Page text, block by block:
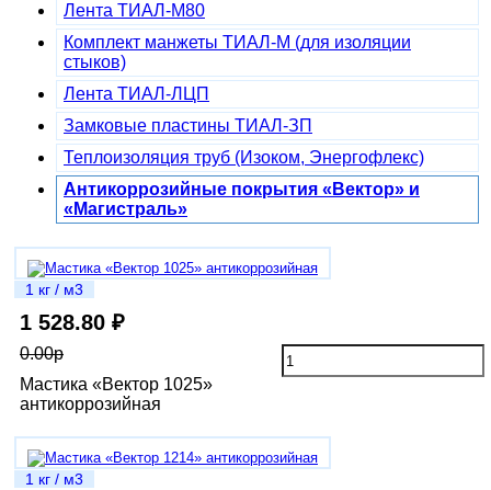
Лента ТИАЛ-М80
Комплект манжеты ТИАЛ-М (для изоляции
стыков)
Лента ТИАЛ-ЛЦП
Замковые пластины ТИАЛ-ЗП
Теплоизоляция труб (Изоком, Энергофлекс)
Антикоррозийные покрытия «Вектор» и
«Магистраль»
1 кг / м3
1 528.80 ₽
0.00р
Мастика «Вектор 1025»
антикоррозийная
1 кг / м3